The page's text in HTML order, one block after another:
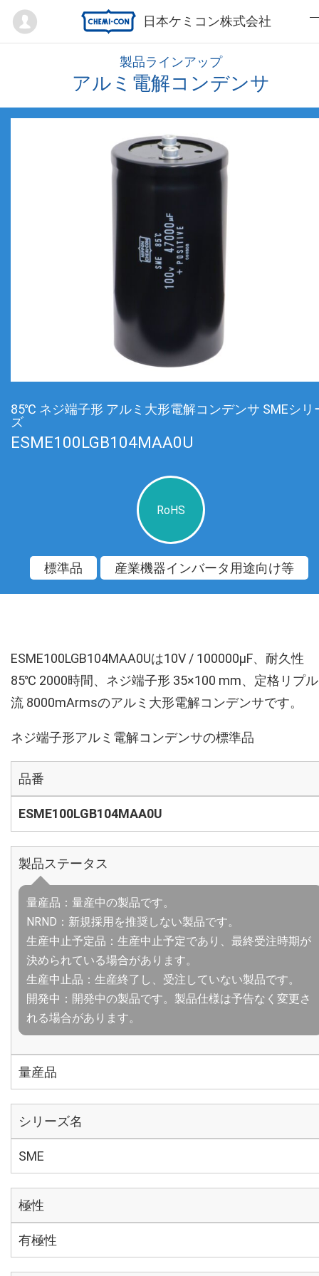
日本ケミコン株式会社
Mypage
製品ラインアップ
アルミ電解コンデンサ
85℃ ネジ端子形 アルミ大形電解コンデンサ SMEシリ
ズ
ESME100LGB104MAA0U
RoHS
標準品 産業機器インバータ用途向け等
ESME100LGB104MAA0Uは10V / 100000µF、耐久性
85℃ 2000時間、ネジ端子形 35×100 mm、定格リプ
流 8000mArmsのアルミ大形電解コンデンサです。
ネジ端子形アルミ電解コンデンサの標準品
品番
ESME100LGB104MAA0U
製品ステータス
量産品：量産中の製品です。
NRND：新規採用を推奨しない製品です。
生産中止予定品：生産中止予定であり、最終受注時期が
決められている場合があります。
生産中止品：生産終了し、受注していない製品です。
開発中：開発中の製品です。製品仕様は予告なく変更さ
れる場合があります。
量産品
シリーズ名
SME
極性
有極性